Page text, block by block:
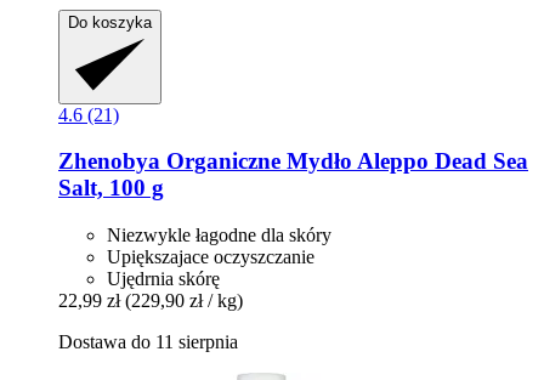
Do koszyka
4.6 (21)
Zhenobya Organiczne Mydło Aleppo Dead Sea
Salt, 100 g
Niezwykle łagodne dla skóry
Upiększajace oczyszczanie
Ujędrnia skórę
22,99 zł (229,90 zł / kg)
Dostawa do 11 sierpnia